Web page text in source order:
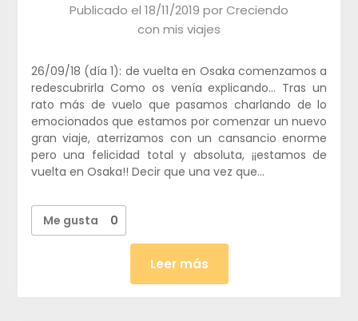
Publicado el 18/11/2019 porCreciendo
con mis viajes
26/09/18 (día 1): de vuelta en Osaka comenzamos a
redescubrirla Como os venía explicando… Tras un
rato más de vuelo que pasamos charlando de lo
emocionados que estamos por comenzar un nuevo
gran viaje, aterrizamos con un cansancio enorme
pero una felicidad total y absoluta, ¡¡estamos de
vuelta en Osaka!! Decir que una vez que…
Me gusta 0
Leer más